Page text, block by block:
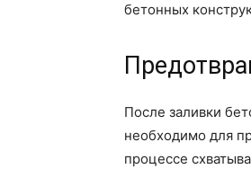
бетонных
После заливки
необходимо для
процессе